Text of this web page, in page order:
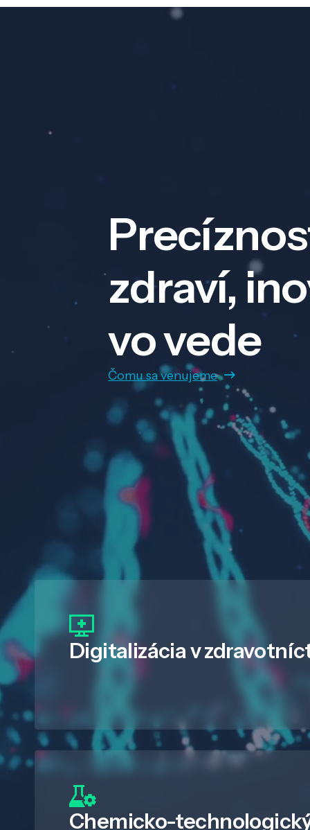
zdraví,
vo vede
Čomu sa venujeme
Digitalizáciav
Chemicko-